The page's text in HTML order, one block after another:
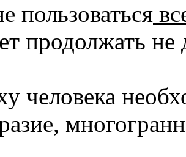
пользоваться
продолжать не
человека